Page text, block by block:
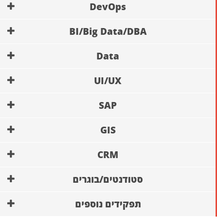
DevOps
BI/Big Data/DBA
Data
UI/UX
SAP
GIS
CRM
סטודנטים/בוגרים
תפקידים נוספים